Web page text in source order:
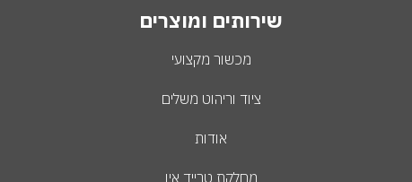
שירותים ומוצרים
מכשור מקצועי
ציוד וריהוט משלים
אודות
מחלקת טרייד אין